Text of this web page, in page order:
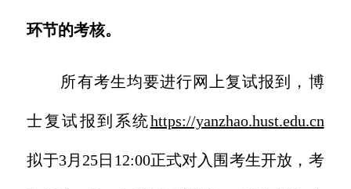
环节的考核。
所有考生均要进行网上复试报到，博
士复试报到系统https://yanzhao.hust.edu.cn
拟于3月25日12:00正式对入围考生开放，考